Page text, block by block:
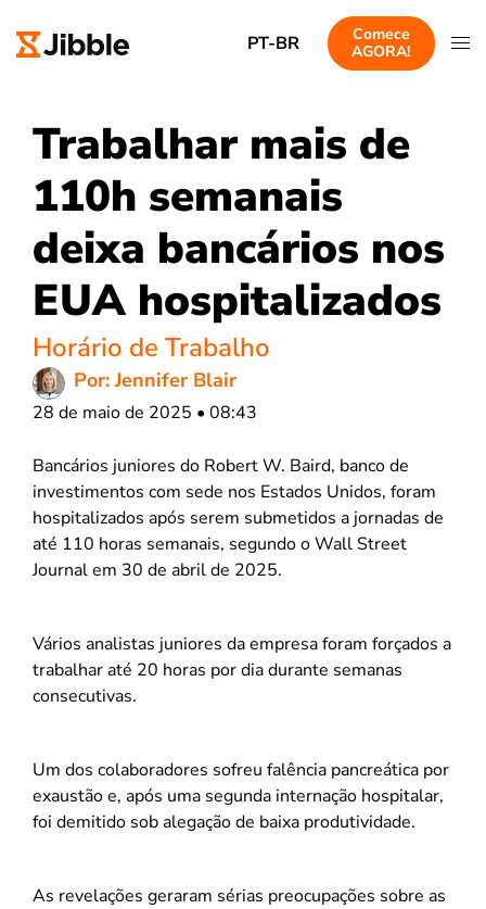
PT-BR
Comece
AGORA!
Trabalhar mais de
110h semanais
deixa bancários nos
EUA hospitalizados
Horário de Trabalho
Por: Jennifer Blair
28 de maio de 2025 • 08:43
Bancários juniores do Robert W. Baird, banco de
investimentos com sede nos Estados Unidos, foram
hospitalizados após serem submetidos a jornadas de
até 110 horas semanais, segundo o Wall Street
Journal em 30 de abril de 2025.
Vários analistas juniores da empresa foram forçados a
trabalhar até 20 horas por dia durante semanas
consecutivas.
Um dos colaboradores sofreu falência pancreática por
exaustão e, após uma segunda internação hospitalar,
foi demitido sob alegação de baixa produtividade.
As revelações geraram sérias preocupações sobre as